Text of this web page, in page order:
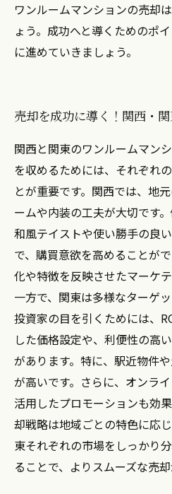
ワンルームマンションの売却
ょう。成功へと導くためのポ
に進めていきましょう。
売却を成功に導く！関西・
関西と関東のワンルームマン
を収めるためには、それぞれ
とが重要です。関西では、地
ームや内装の工夫が大切です
和風テイストや使い勝手の良
で、購買意欲を高めることが
化や特徴を反映させたマーケ
一方で、関東は多様なターゲ
投資家の目を引くためには、
した価格設定や、利便性の高
があります。特に、駅近物件
が高いです。さらに、オンラ
活用したプロモーションも効
却戦略は地域ごとの特色に応
東それぞれの市場をしっかり
ることで、よりスムーズな売